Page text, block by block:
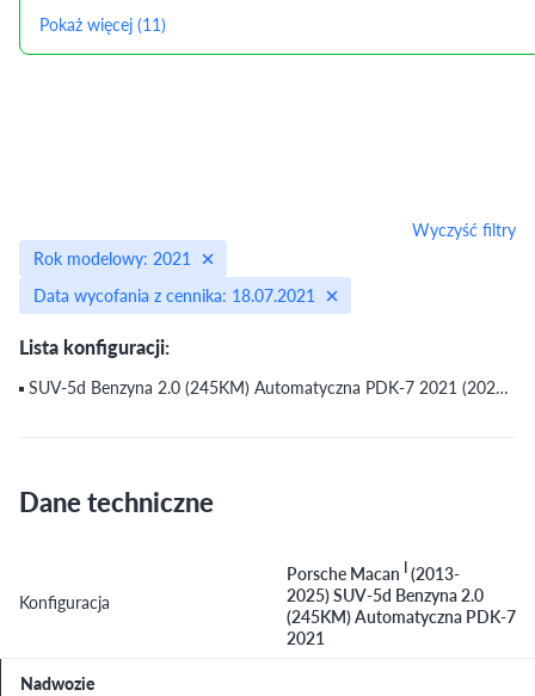
Pokaż więcej (11)
Wyczyść filtry
Rok modelowy: 2021
Data wycofania z cennika: 18.07.2021
Lista konfiguracji:
SUV-5d Benzyna 2.0 (245KM) Automatyczna PDK-7 2021 (2021) (do 18.07.2021)
Dane techniczne
Konfiguracja
Porsche Macan I(2013-
2025) SUV-5d Benzyna 2.0
(245KM) Automatyczna PDK-7
2021
Nadwozie